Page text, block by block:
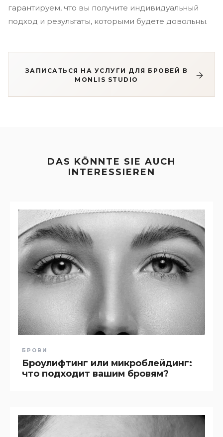
гарантируем, что вы получите индивидуальный
подход и результаты, которыми будете довольны.
ЗАПИСАТЬСЯ НА УСЛУГИ ДЛЯ БРОВЕЙ В
MONLIS STUDIO
DAS KÖNNTE SIE AUCH
INTERESSIEREN
БРОВИ
Броулифтинг или микроблейдинг:
что подходит вашим бровям?